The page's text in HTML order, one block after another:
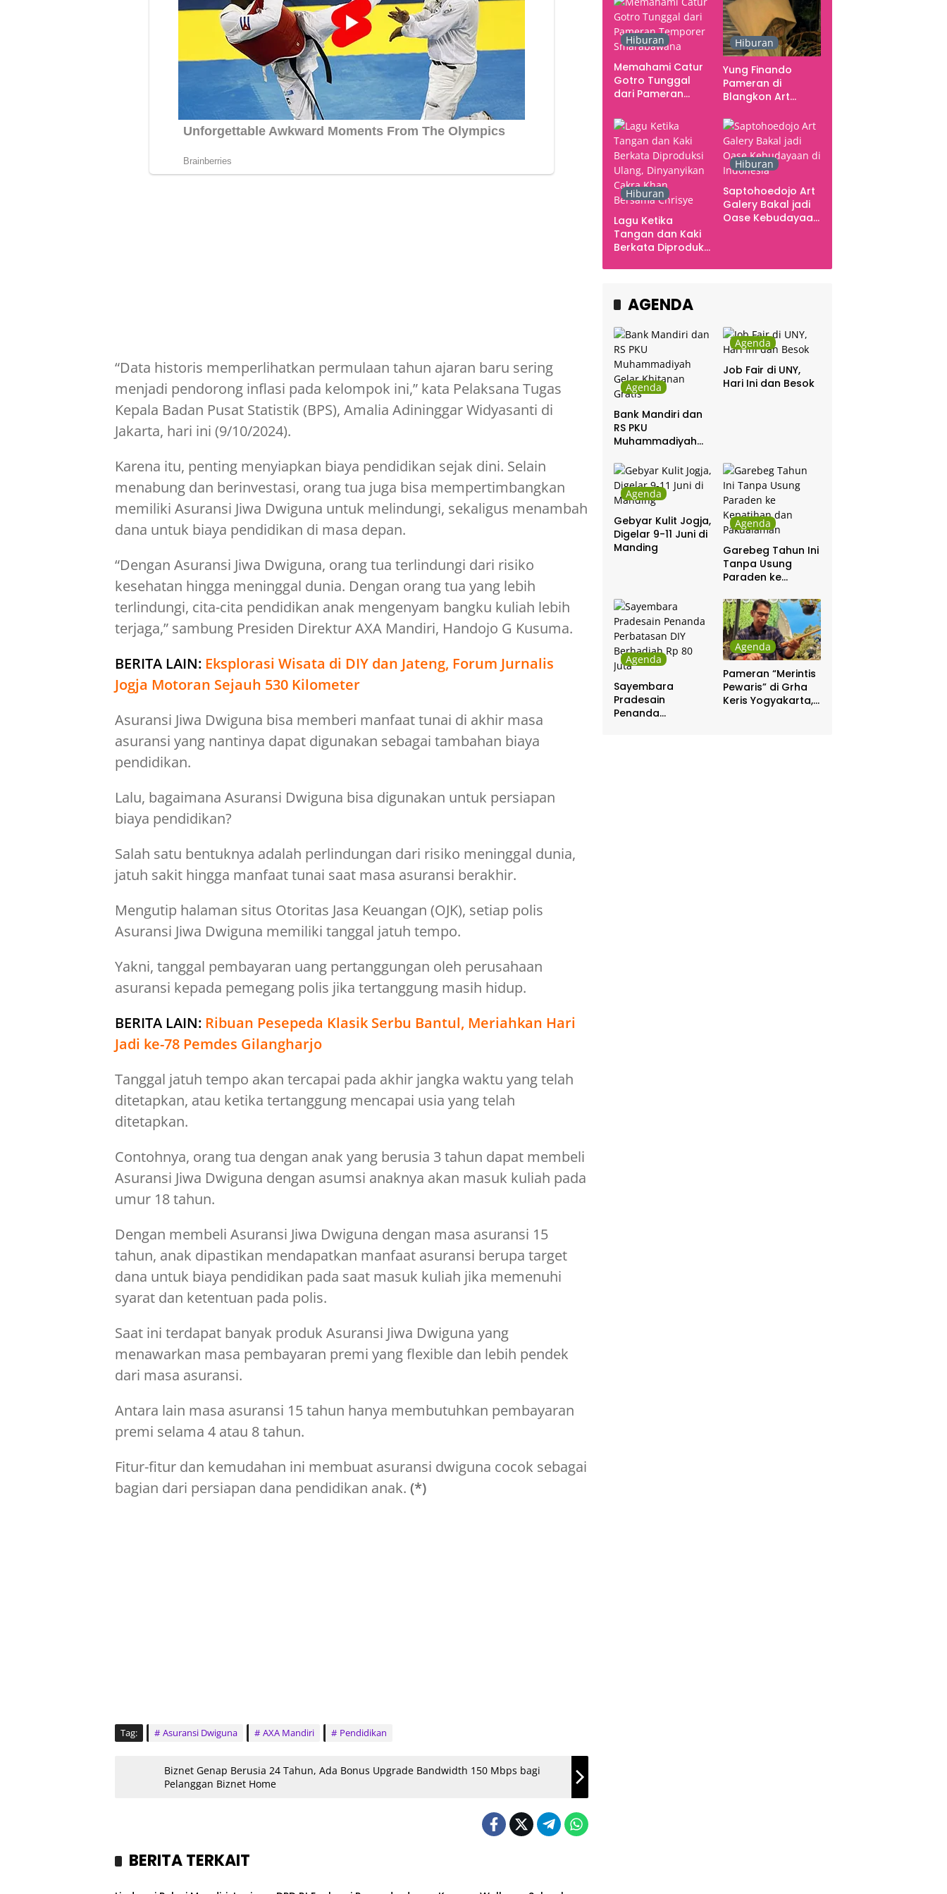
“Data historis memperlihatkan permulaan tahun ajaran baru sering
menjadi pendorong inflasi pada kelompok ini,” kata Pelaksana Tugas
Kepala Badan Pusat Statistik (BPS), Amalia Adininggar Widyasanti di
Jakarta, hari ini (9/10/2024).
Karena itu, penting menyiapkan biaya pendidikan sejak dini. Selain
menabung dan berinvestasi, orang tua juga bisa mempertimbangkan
memiliki Asuransi Jiwa Dwiguna untuk melindungi, sekaligus menambah
dana untuk biaya pendidikan di masa depan.
“Dengan Asuransi Jiwa Dwiguna, orang tua terlindungi dari risiko
kesehatan hingga meninggal dunia. Dengan orang tua yang lebih
terlindungi, cita-cita pendidikan anak mengenyam bangku kuliah lebih
terjaga,” sambung Presiden Direktur AXA Mandiri, Handojo G Kusuma.
BERITA LAIN: Eksplorasi Wisata di DIY dan Jateng, Forum Jurnalis
Jogja Motoran Sejauh 530 Kilometer
Asuransi Jiwa Dwiguna bisa memberi manfaat tunai di akhir masa
asuransi yang nantinya dapat digunakan sebagai tambahan biaya
pendidikan.
Lalu, bagaimana Asuransi Dwiguna bisa digunakan untuk persiapan
biaya pendidikan?
Salah satu bentuknya adalah perlindungan dari risiko meninggal dunia,
jatuh sakit hingga manfaat tunai saat masa asuransi berakhir.
Mengutip halaman situs Otoritas Jasa Keuangan (OJK), setiap polis
Asuransi Jiwa Dwiguna memiliki tanggal jatuh tempo.
Yakni, tanggal pembayaran uang pertanggungan oleh perusahaan
asuransi kepada pemegang polis jika tertanggung masih hidup.
BERITA LAIN: Ribuan Pesepeda Klasik Serbu Bantul, Meriahkan Hari
Jadi ke-78 Pemdes Gilangharjo
Tanggal jatuh tempo akan tercapai pada akhir jangka waktu yang telah
ditetapkan, atau ketika tertanggung mencapai usia yang telah
ditetapkan.
Contohnya, orang tua dengan anak yang berusia 3 tahun dapat membeli
Asuransi Jiwa Dwiguna dengan asumsi anaknya akan masuk kuliah pada
umur 18 tahun.
Dengan membeli Asuransi Jiwa Dwiguna dengan masa asuransi 15
tahun, anak dipastikan mendapatkan manfaat asuransi berupa target
dana untuk biaya pendidikan pada saat masuk kuliah jika memenuhi
syarat dan ketentuan pada polis.
Saat ini terdapat banyak produk Asuransi Jiwa Dwiguna yang
menawarkan masa pembayaran premi yang flexible dan lebih pendek
dari masa asuransi.
Antara lain masa asuransi 15 tahun hanya membutuhkan pembayaran
premi selama 4 atau 8 tahun.
Fitur-fitur dan kemudahan ini membuat asuransi dwiguna cocok sebagai
bagian dari persiapan dana pendidikan anak. (*)
Tag: Asuransi Dwiguna AXA Mandiri Pendidikan
Biznet Genap Berusia 24 Tahun, Ada Bonus Upgrade Bandwidth 150 Mbps bagi
Pelanggan Biznet Home
BERITA TERKAIT
Sport
Hiburan
Memahami Catur
Gotro Tunggal
dari Pameran
Smarabawana
Hiburan
Yung Finando
Pameran di
Blangkon Art
Ingatan dan Emosi
Hiburan
Lagu Ketika
Tangan dan Kaki
Berkata Diproduksi
Cakra Khan
Hiburan
Saptohoedojo Art
Galery Bakal jadi
Oase Kebudayaan
AGENDA
Agenda
Bank Mandiri dan
RS PKU
Muhammadiyah
Gratis
Agenda
Job Fair di UNY,
Hari Ini dan Besok
Agenda
Gebyar Kulit Jogja,
Digelar 9-11 Juni di
Manding
Agenda
Garebeg Tahun Ini
Tanpa Usung
Paraden ke
Pakualaman
Agenda
Sayembara
Pradesain
Penanda
Agenda
Pameran “Merintis
Pewaris” di Grha
Keris Yogyakarta,